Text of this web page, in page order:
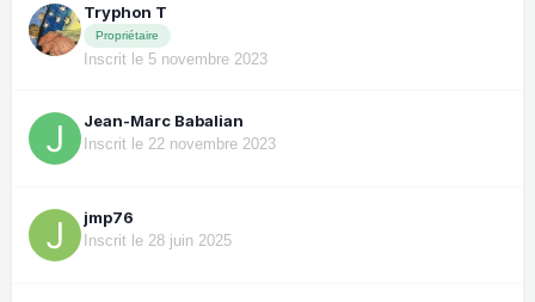
Tryphon T
Propriétaire
Inscrit le 5 novembre 2023
Jean-Marc Babalian
Inscrit le 22 novembre 2023
jmp76
Inscrit le 28 juin 2025